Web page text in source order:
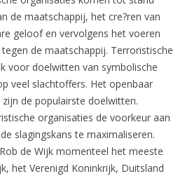
de maatschappij, het cre?ren van
geloof en vervolgens het voeren
de maatschappij. Terroristische
voor doelwitten van symbolische
veel slachtoffers. Het openbaar
de populairste doelwitten.
organisaties de voorkeur aan
slagingskans te maximaliseren.
de Wijk momenteel het meeste
het Verenigd Koninkrijk, Duitsland